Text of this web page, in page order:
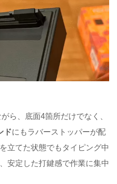
ら、底面4箇所だけでなく、
ドにもラバーストッパーが配
立てた状態でもタイピング中
安定した打鍵感で作業に集中